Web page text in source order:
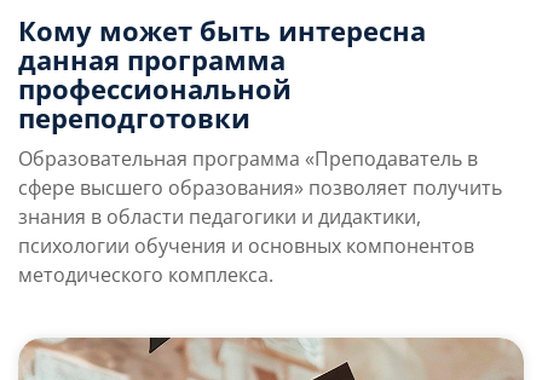
Кому может быть интересна
данная программа
профессиональной
переподготовки
Образовательная программа «Преподаватель в
сфере высшего образования» позволяет получить
знания в области педагогики и дидактики,
психологии обучения и основных компонентов
методического комплекса.